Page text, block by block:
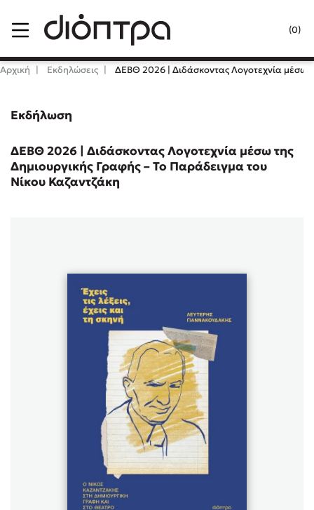
(0)
Κλείσιμο
Δημοφιλή Βιβλία
Lidia Branković
Το ξενοδοχείο των συναισθημάτων
Χάρης Πολίτης
Καθρέφτης
Sebastian Fitzek
Playlist
Αρχική Εκδηλώσεις ΔΕΒΘ 2026 | Διδάσκοντας Λογοτεχνία μέσω
Εκδήλωση
ΔΕΒΘ 2026 | Διδάσκοντας Λογοτεχνία μέσω της
Δημιουργικής Γραφής – Το Παράδειγμα του
Νίκου Καζαντζάκη